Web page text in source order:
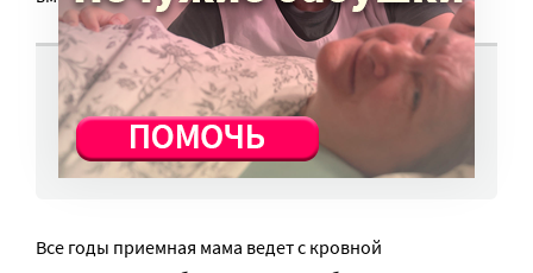
Мама с неба
ЧИТАТЬ ЕЩЕ
Все годы приемная мама ведет с кровной